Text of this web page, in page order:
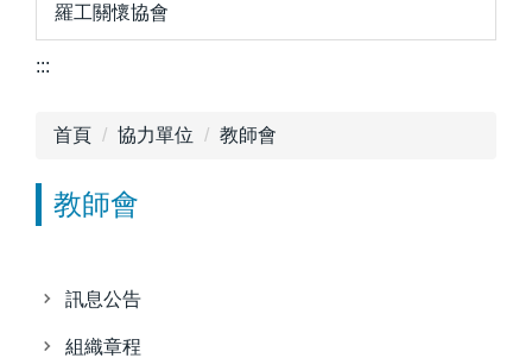
羅工關懷協會
:::
首頁 協力單位 教師會
教師會
訊息公告
組織章程